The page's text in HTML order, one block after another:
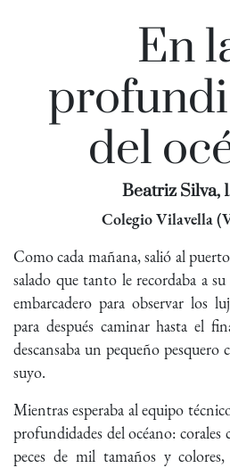
En
del
Beatriz Silva,
Colegio Vilavella
Como cada mañana, salió al
salado que tanto le recordaba a
embarcadero para observar los
para después caminar hasta el
descansaba un pequeño
suyo.
Mientras esperaba al equipo
profundidades del océano: corales
peces de mil tamaños y